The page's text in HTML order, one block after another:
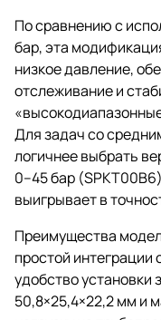
По сравнению с
бар, эта
низкое давление,
отслеживание и
Для задач со
логичнее выбрать
0–45 бар
выигрывает в
Преимущества
простой интеграции
удобство установки
50,8×25,4×22,2 мм и